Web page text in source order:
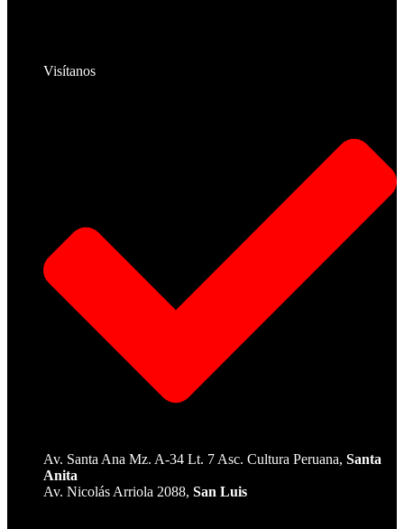
Visítanos
Av. Santa Ana Mz. A-34 Lt. 7 Asc. Cultura Peruana, Santa
Anita
Av. Nicolás Arriola 2088, San Luis